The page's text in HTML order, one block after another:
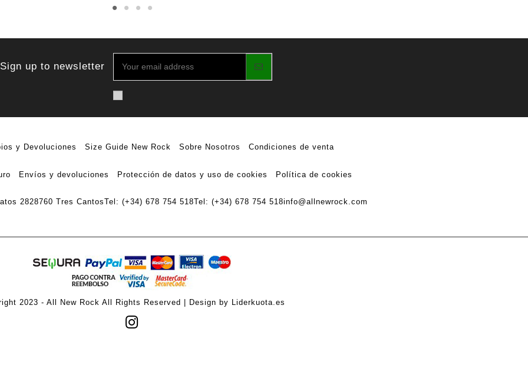
Sign up to newsletter
y Devoluciones Size Guide New Rock Sobre Nosotros Condiciones de venta
Envíos y devoluciones Protección de datos y uso de cookies Política de cookies
2828760 Tres CantosTel: (+34) 678 754 518Tel: (+34) 678 754 518info@allnewrock.com
2023 - All New Rock All Rights Reserved | Design by Liderkuota.es